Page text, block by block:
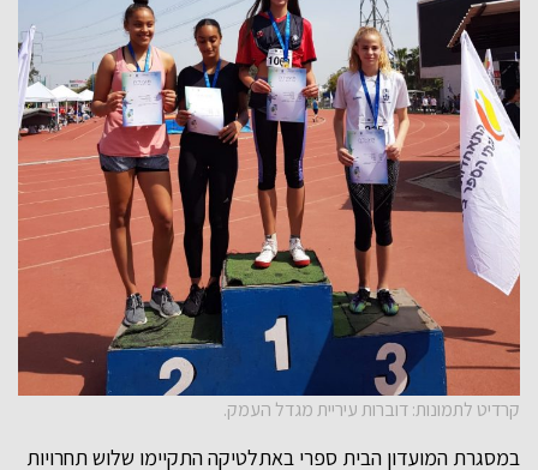
קרדיט לתמונות: דוברות עיריית מגדל העמק.
במסגרת המועדון הבית ספרי באתלטיקה התקיימו שלוש תחרויות